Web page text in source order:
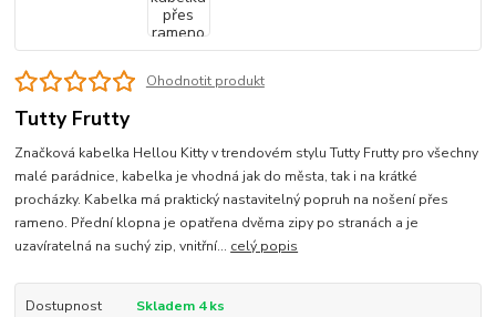
Ohodnotit produkt
Tutty Frutty
Značková kabelka Hellou Kitty v trendovém stylu Tutty Frutty pro všechny
malé parádnice, kabelka je vhodná jak do města, tak i na krátké
procházky. Kabelka má praktický nastavitelný popruh na nošení přes
rameno. Přední klopna je opatřena dvěma zipy po stranách a je
uzavíratelná na suchý zip, vnitřní... celý popis
Dostupnost Skladem 4 ks